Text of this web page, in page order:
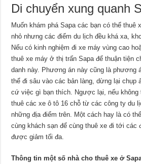
Di chuyển xung quanh
Muốn khám phá Sapa các bạn có thể thuê
nhỏ nhưng các điểm du lịch đều khá xa,
Nếu có kinh nghiệm đi xe máy vùng cao
thuê xe máy ở thị trấn Sapa để thuận tiện
danh này. Phương án này cũng là phương
thể đi sâu vào các bản làng, dừng lại chụp
cứ việc gì bạn thích. Ngược lại, nếu không
thuê các xe ô tô 16 chỗ từ các công ty du
những địa điểm trên. Một cách hay là có
cùng khách sạn để cùng thuê xe đi tới các
được giảm tối đa.
Thông tin một số nhà cho thuê xe ở